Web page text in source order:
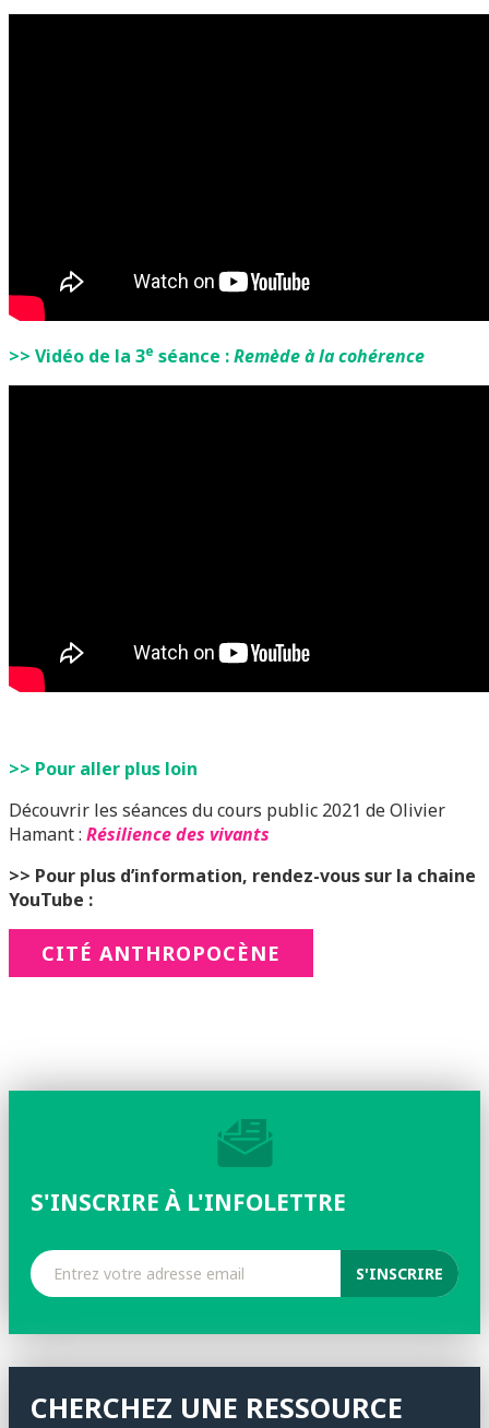
>> Vidéo de la 3e séance :Remède à la cohérence
>> Pour aller plus loin
Découvrir les séances du cours public 2021 de Olivier
Hamant : Résilience des vivants
>> Pour plus d’information, rendez-vous sur la chaine
YouTube :
CITÉ ANTHROPOCÈNE
S'INSCRIRE À L'INFOLETTRE
CHERCHEZ UNE RESSOURCE